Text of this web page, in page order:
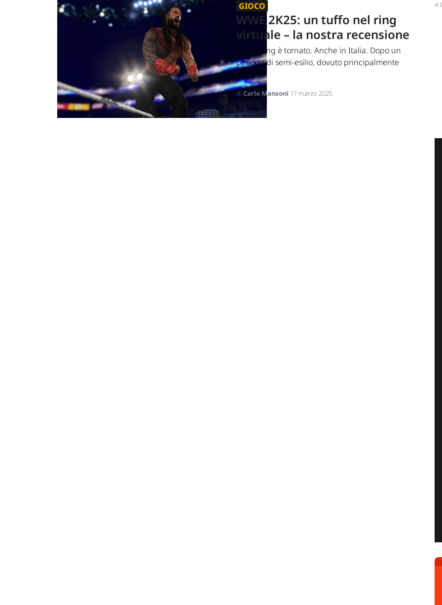
GIOCO
WWE 2K25: un tuffo nel ring
virtuale – la nostra recensione
Il wrestling è tornato. Anche in Italia. Dopo un
periodo di semi-esilio, dovuto principalmente
alla...
di Carlo Mansoni 17 marzo 2025